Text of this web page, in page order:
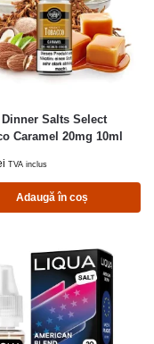
Salts Select
Caramel 20mg 10ml
TVA inclus
Adaugă în coș